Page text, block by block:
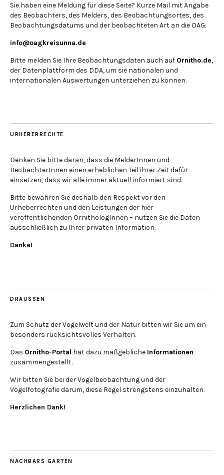
Sie haben eine Meldung für diese Seite? Kurze Mail mit Angabe
des Beobachters, des Melders, des Beobachtungsortes, des
Beobachtungsdatums und der beobachteten Art an die OAG:
info@oagkreisunna.de
Bitte melden Sie Ihre Beobachtungsdaten auch auf Ornitho.de,
der Datenplattform des DDA, um sie nationalen und
internationalen Auswertungen unterziehen zu können.
URHEBERRECHTE
Denken Sie bitte daran, dass die MelderInnen und
BeobachterInnen einen erheblichen Teil ihrer Zeit dafür
einsetzen, dass wir alle immer aktuell informiert sind.
Bitte bewahren Sie deshalb den Respekt vor den
Urheberrechten und den Leistungen der hier
veröffentlichenden OrnithologInnen – nutzen Sie die Daten
ausschließlich zu Ihrer privaten Information.
Danke!
DRAUSSEN
Zum Schutz der Vogelwelt und der Natur bitten wir Sie um ein
besonders rücksichtsvolles Verhalten.
Das Ornitho-Portal hat dazu maßgebliche Informationen
zusammengestellt.
Wir bitten Sie bei der Vogelbeobachtung und der
Vogelfotografie darum, diese Regel strengstens einzuhalten.
Herzlichen Dank!
NACHBARS GARTEN